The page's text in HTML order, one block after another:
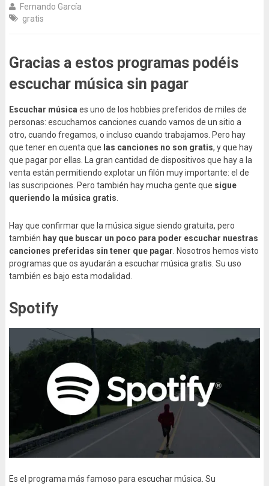
Fernando García
gratis
Gracias a estos programas podéis
escuchar música sin pagar
Escuchar música es uno de los hobbies preferidos de miles de
personas: escuchamos canciones cuando vamos de un sitio a
otro, cuando fregamos, o incluso cuando trabajamos. Pero hay
que tener en cuenta que las canciones no son gratis, y que hay
que pagar por ellas. La gran cantidad de dispositivos que hay a la
venta están permitiendo explotar un filón muy importante: el de
las suscripciones. Pero también hay mucha gente que sigue
queriendo la música gratis
Hay que confirmar que la música sigue siendo gratuita, pero
también hay que buscar un poco para poder escuchar nuestras
canciones preferidas sin tener que pagar . Nosotros hemos visto
programas que os ayudarán a escuchar música gratis. Su uso
también es bajo esta modalidad.
Spotify
Es el programa más famoso para escuchar música. Su